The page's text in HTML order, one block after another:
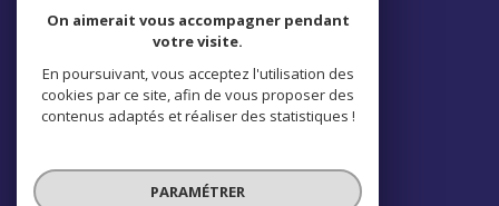
nous
ADHÉRONS
On aimerait vous accompagner pendant
votre visite.
En poursuivant, vous acceptez l'utilisation des
cookies par ce site, afin de vous proposer des
contenus adaptés et réaliser des statistiques !
PARAMÉTRER